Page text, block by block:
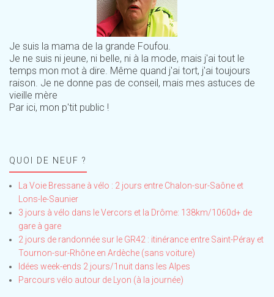
Je suis la mama de la grande Foufou.
Je ne suis ni jeune, ni belle, ni à la mode, mais j'ai tout le
temps mon mot à dire. Même quand j'ai tort, j'ai toujours
raison. Je ne donne pas de conseil, mais mes astuces de
vieille mère
Par ici, mon p'tit public !
QUOI DE NEUF ?
La Voie Bressane à vélo : 2 jours entre Chalon-sur-Saône et
Lons-le-Saunier
3 jours à vélo dans le Vercors et la Drôme: 138km/1060d+ de
gare à gare
2 jours de randonnée sur le GR42 : itinérance entre Saint-Péray et
Tournon-sur-Rhône en Ardèche (sans voiture)
Idées week-ends 2 jours/1nuit dans les Alpes
Parcours vélo autour de Lyon (à la journée)